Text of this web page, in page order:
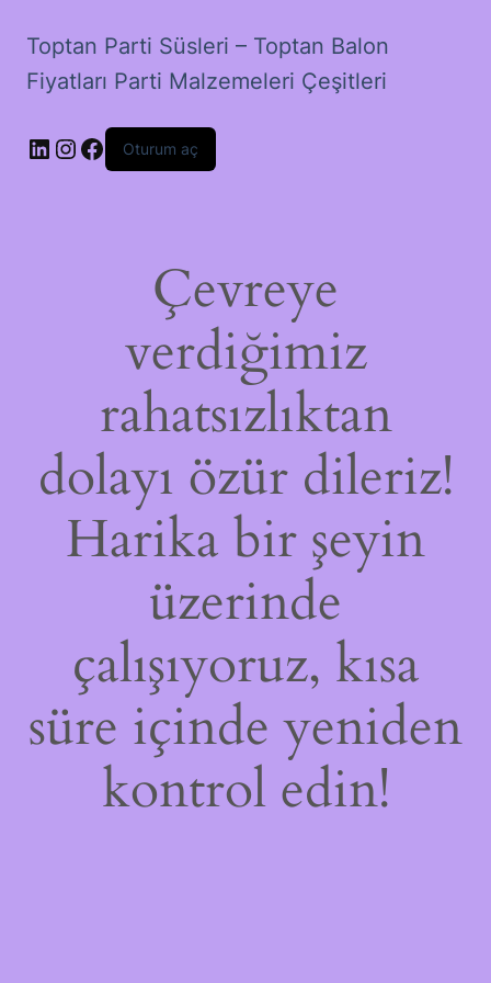
Toptan Parti Süsleri – Toptan Balon
Fiyatları Parti Malzemeleri Çeşitleri
LinkedIn
Instagram
Facebook
Oturum aç
Çevreye
verdiğimiz
rahatsızlıktan
dolayı özür dileriz!
Harika bir şeyin
üzerinde
çalışıyoruz, kısa
süre içinde yeniden
kontrol edin!